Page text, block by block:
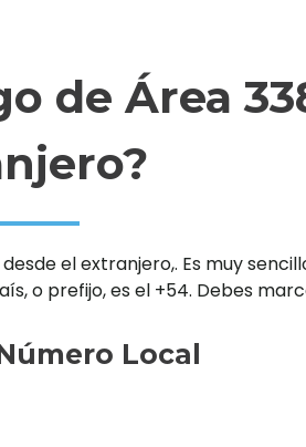
de Área
el extranjero,. Es muy
o prefijo, es el +54. Debes
Local